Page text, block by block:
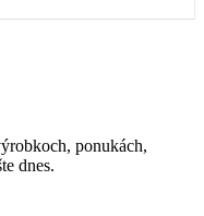
ponukách,
dnes.